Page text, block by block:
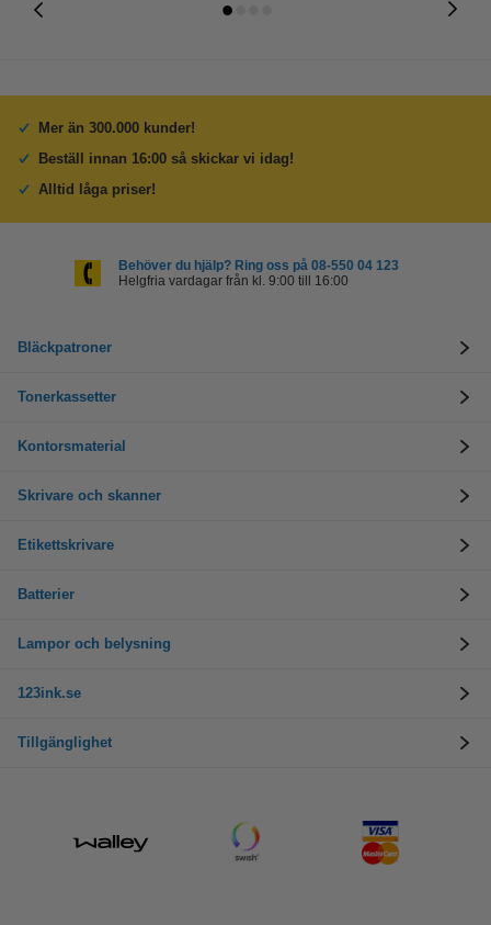
Mer än 300.000 kunder!
Beställ innan 16:00 så skickar vi idag!
Alltid låga priser!
Behöver du hjälp? Ring oss på 08-550 04 123
Helgfria vardagar från kl. 9:00 till 16:00
Bläckpatroner
Tonerkassetter
Kontorsmaterial
Skrivare och skanner
Etikettskrivare
Batterier
Lampor och belysning
123ink.se
Tillgänglighet